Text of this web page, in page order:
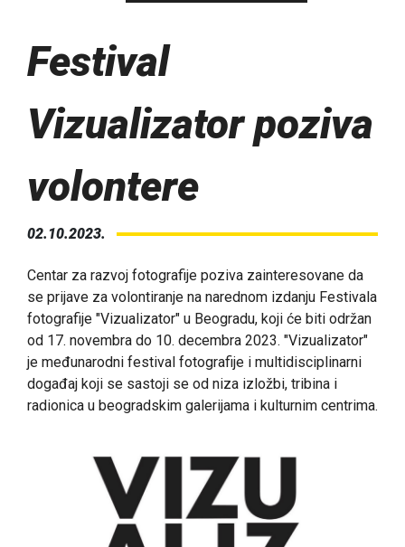
Festival
Vizualizator poziva
volontere
02.10.2023.
Centar za razvoj fotografije poziva zainteresovane da
se prijave za volontiranje na narednom izdanju Festivala
fotografije "Vizualizator" u Beogradu, koji će biti održan
od 17. novembra do 10. decembra 2023. "Vizualizator"
je međunarodni festival fotografije i multidisciplinarni
događaj koji se sastoji se od niza izložbi, tribina i
radionica u beogradskim galerijama i kulturnim centrima.